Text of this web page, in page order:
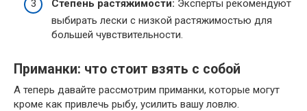
Степень растяжимости: Эксперты рекомендуют
выбирать лески с низкой растяжимостью для
большей чувствительности.
Приманки: что стоит взять с собой
А теперь давайте рассмотрим приманки, которые могут
кроме как привлечь рыбу, усилить вашу ловлю.